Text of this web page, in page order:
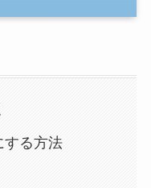
する方法